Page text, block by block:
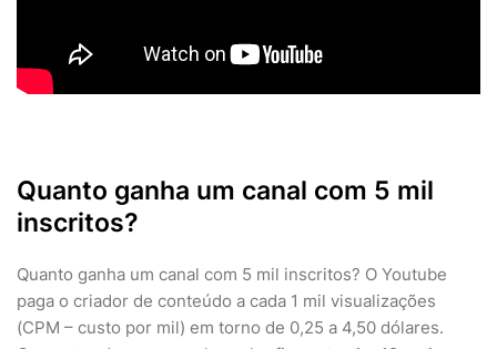
Quanto ganha um canal com 5 mil
inscritos?
Quanto ganha um canal com 5 mil inscritos? O Youtube
paga o criador de conteúdo a cada 1 mil visualizações
(CPM – custo por mil) em torno de 0,25 a 4,50 dólares.